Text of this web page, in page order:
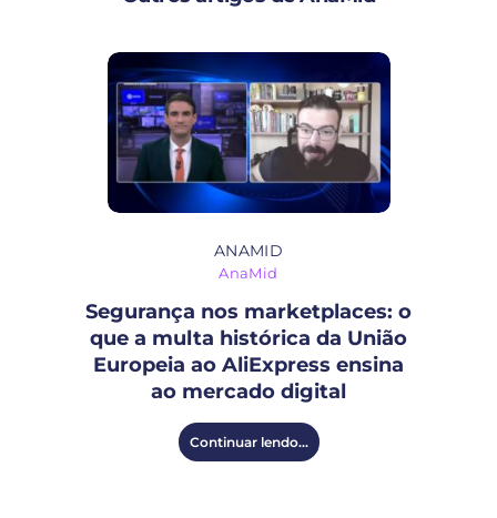
ANAMID
AnaMid
Segurança nos marketplaces: o
que a multa histórica da União
Europeia ao AliExpress ensina
ao mercado digital
Continuar lendo...